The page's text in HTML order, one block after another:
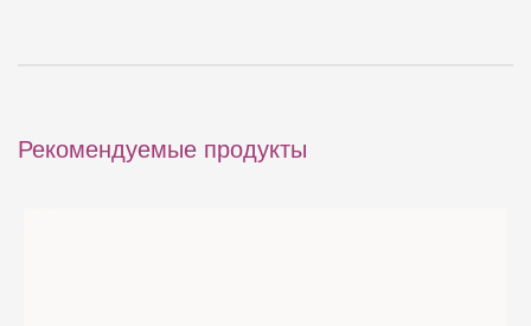
Рекомендуемые продукты